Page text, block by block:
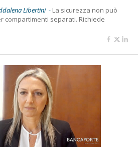
Libertini - La sicurezza non può
compartimenti separati. Richiede